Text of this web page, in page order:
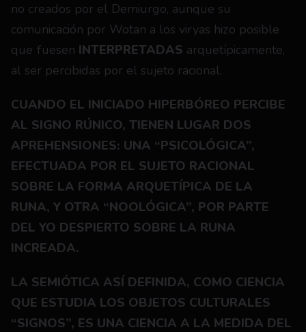
no creados por el Demiurgo, aunque su
comunicación por Wotan a los viryas hizo posible
que fuesen INTERPRETADAS arquetípicamente,
al ser percibidas por el sujeto racional.
CUANDO EL INICIADO HIPERBÓREO PERCIBE
AL SIGNO RÚNICO, TIENEN LUGAR DOS
APREHENSIONES: UNA “PSICOLÓGICA”,
EFECTUADA POR EL SUJETO RACIONAL
SOBRE LA FORMA ARQUETÍPICA DE LA
RUNA, Y OTRA “NOOLÓGICA”, POR PARTE
DEL YO DESPIERTO SOBRE LA RUNA
INCREADA.
LA SEMIÓTICA ASÍ DEFINIDA, COMO CIENCIA
QUE ESTUDIA LOS OBJETOS CULTURALES
“SIGNOS”, ES UNA CIENCIA A LA MEDIDA DEL